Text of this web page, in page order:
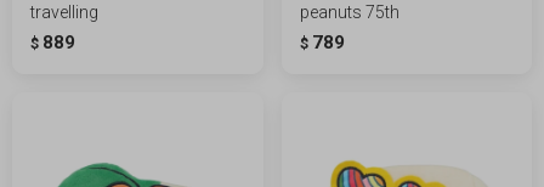
travelling
$ 889
peanuts 75th
$ 789